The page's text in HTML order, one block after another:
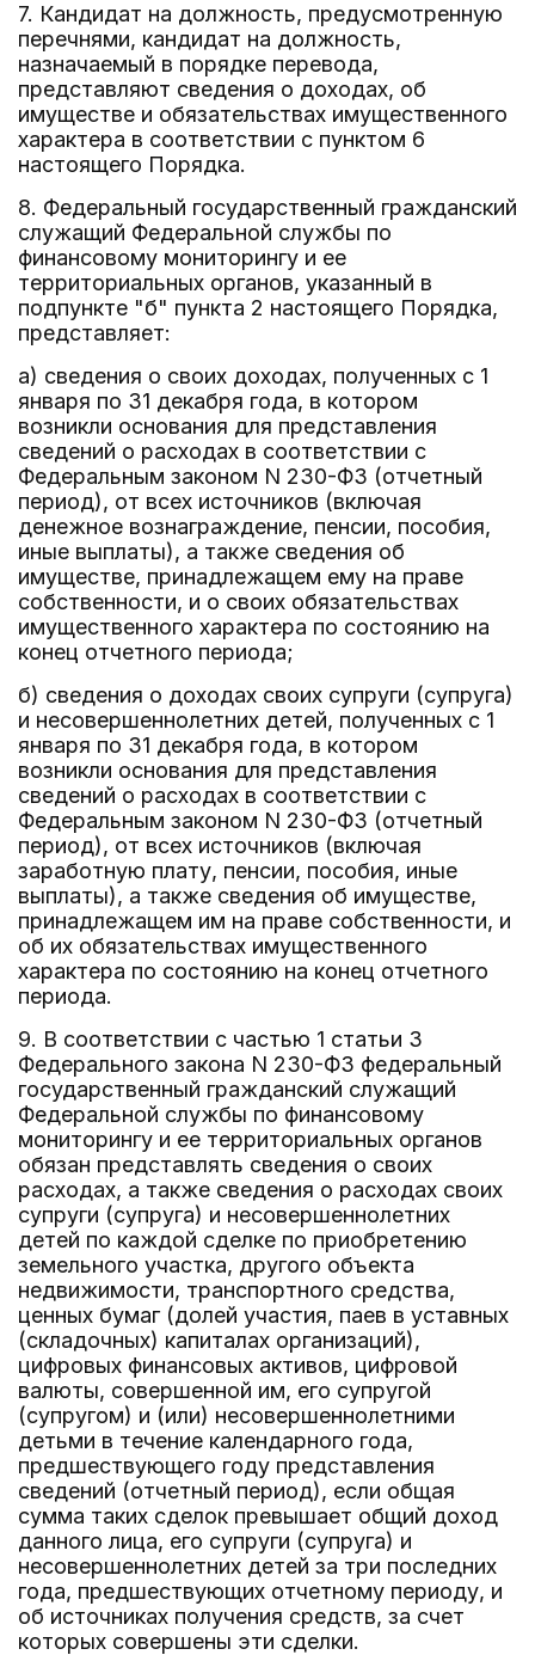
7. Кандидат на должность, предусмотренную
перечнями, кандидат на должность,
назначаемый в порядке перевода,
представляют сведения о доходах, об
имуществе и обязательствах имущественного
характера в соответствии с пунктом 6
настоящего Порядка.
8. Федеральный государственный гражданский
служащий Федеральной службы по
финансовому мониторингу и ее
территориальных органов, указанный в
подпункте "б" пункта 2 настоящего Порядка,
представляет:
а) сведения о своих доходах, полученных с 1
января по 31 декабря года, в котором
возникли основания для представления
сведений о расходах в соответствии с
Федеральным законом N 230-ФЗ (отчетный
период), от всех источников (включая
денежное вознаграждение, пенсии, пособия,
иные выплаты), а также сведения об
имуществе, принадлежащем ему на праве
собственности, и о своих обязательствах
имущественного характера по состоянию на
конец отчетного периода;
б) сведения о доходах своих супруги (супруга)
и несовершеннолетних детей, полученных с 1
января по 31 декабря года, в котором
возникли основания для представления
сведений о расходах в соответствии с
Федеральным законом N 230-ФЗ (отчетный
период), от всех источников (включая
заработную плату, пенсии, пособия, иные
выплаты), а также сведения об имуществе,
принадлежащем им на праве собственности, и
об их обязательствах имущественного
характера по состоянию на конец отчетного
периода.
9. В соответствии с частью 1 статьи 3
Федерального закона N 230-ФЗ федеральный
государственный гражданский служащий
Федеральной службы по финансовому
мониторингу и ее территориальных органов
обязан представлять сведения о своих
расходах, а также сведения о расходах своих
супруги (супруга) и несовершеннолетних
детей по каждой сделке по приобретению
земельного участка, другого объекта
недвижимости, транспортного средства,
ценных бумаг (долей участия, паев в уставных
(складочных) капиталах организаций),
цифровых финансовых активов, цифровой
валюты, совершенной им, его супругой
(супругом) и (или) несовершеннолетними
детьми в течение календарного года,
предшествующего году представления
сведений (отчетный период), если общая
сумма таких сделок превышает общий доход
данного лица, его супруги (супруга) и
несовершеннолетних детей за три последних
года, предшествующих отчетному периоду, и
об источниках получения средств, за счет
которых совершены эти сделки.